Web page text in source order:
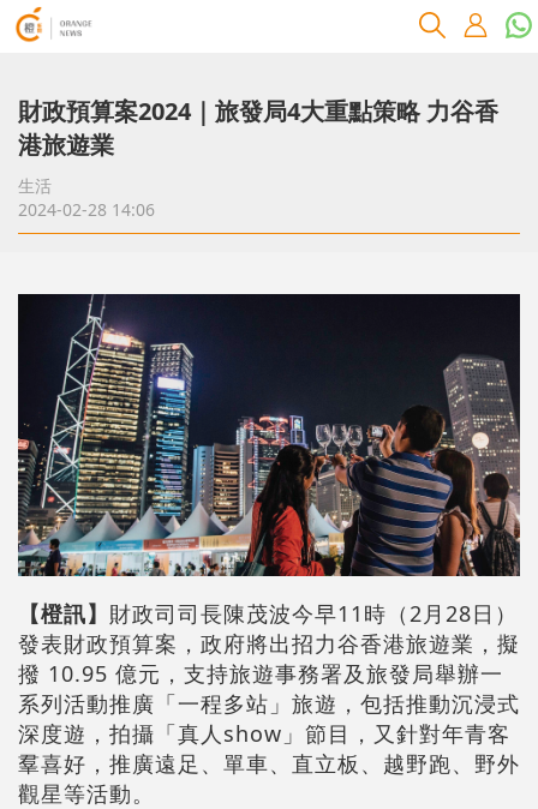
財政預算案2024｜旅發局4大重點策略 力谷香
港旅遊業
生活
2024-02-28 14:06
【橙訊】 財政司司長陳茂波今早11時（2月28日）
發表財政預算案，政府將出招力谷香港旅遊業，擬
撥 10.95 億元，支持旅遊事務署及旅發局舉辦一
系列活動推廣「一程多站」旅遊，包括推動沉浸式
深度遊，拍攝「真人show」節目，又針對年青客
羣喜好，推廣遠足、單車、直立板、越野跑、野外
觀星等活動。